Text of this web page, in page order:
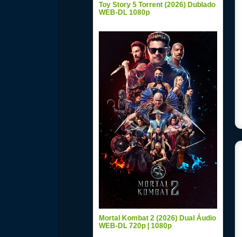
Toy Story 5 Torrent (2026) Dublado
WEB-DL 1080p
Mortal Kombat 2 (2026) Dual Áudio
WEB-DL 720p | 1080p